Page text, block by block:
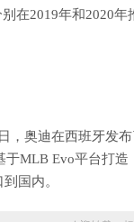
在2019年和2020年
奥迪在西班牙发布
于MLB Evo平台打
国内。